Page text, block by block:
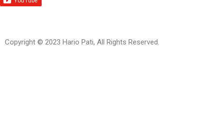
Copyright © 2023 Hario Pati, All Rights Reserved.